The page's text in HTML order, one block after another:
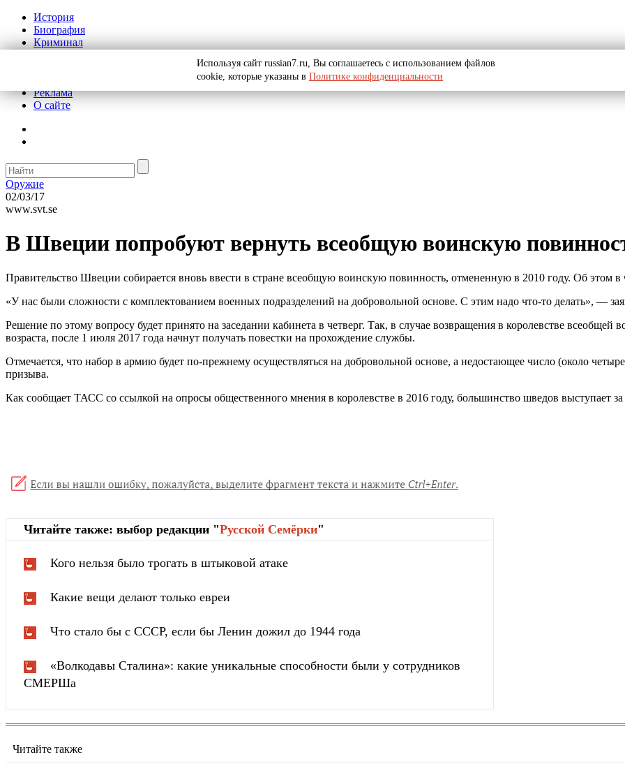
История
Биография
Криминал
Реклама
О сайте
Оружие
02/03/17
www.svt.se
В Швеции попробуют вернуть всеобщую воинскую
Правительство Швеции собирается вновь ввести в стране всеобщую воинскую повинность, отмененную в 2010 году. Об этом в
«У нас были сложности с комплектованием военных подразделений на добровольной основе. С этим надо что-то делать», —
Решение по этому вопросу будет принято на заседании кабинета в четверг. Так, в случае возвращения в королевстве
возраста, после 1 июля 2017 года начнут получать повестки на прохождение службы.
Отмечается, что набор в армию будет по-прежнему осуществляться на добровольной основе, а недостающее число (около
призыва.
Как сообщает ТАСС со ссылкой на опросы общественного мнения в королевстве в 2016 году, большинство шведов выступает
Читайте также: выбор редакции "Русской Cемёрки"
Кого нельзя было трогать в штыковой атаке
Какие вещи делают только евреи
Что стало бы с СССР, если бы Ленин дожил до 1944 года
«Волкодавы Сталина»: какие уникальные способности были у сотрудников
СМЕРШа
Читайте также
Используя сайт russian7.ru, Вы соглашаетесь с использованием файлов
cookie, которые указаны в Политике конфиденциальности